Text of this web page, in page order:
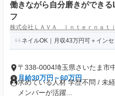
働きながら自分磨きができ
フ
株式会社ＬＡＶＡ Ｉｎｔｅｒｎａｔ
ネイルOK｜月収43万円可＋イン
〒338-0004埼玉県さいたま市
月給30万円～60万円
求めている人材 学歴不問 / 未
メンバーが活躍...